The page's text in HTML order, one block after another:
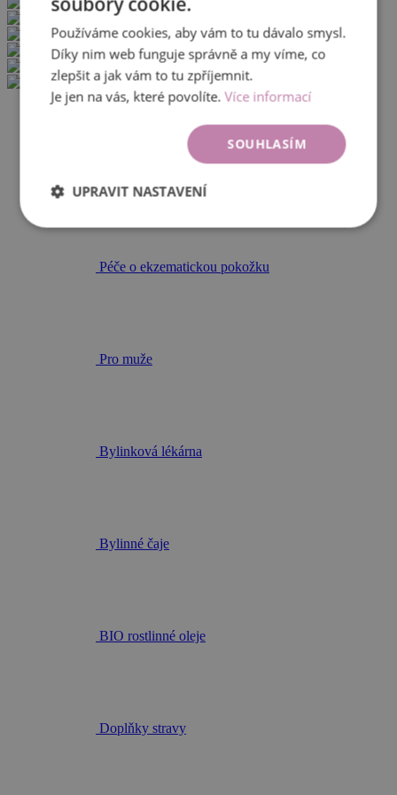
Deodoranty
Intimní hygiena
Koupelové oleje
Tělové peelingy
Péče o ekzematickou pokožku
Pro muže
Bylinková lékárna
Bylinné čaje
BIO rostlinné oleje
Doplňky stravy
Používáme cookies, aby vám to tu dávalo smysl.
Díky nim web funguje správně a my víme, co
zlepšit a jak vám to tu zpříjemnit.
Je jen na vás, které povolíte.Více informací
SOUHLASÍM
UPRAVIT NASTAVENÍ